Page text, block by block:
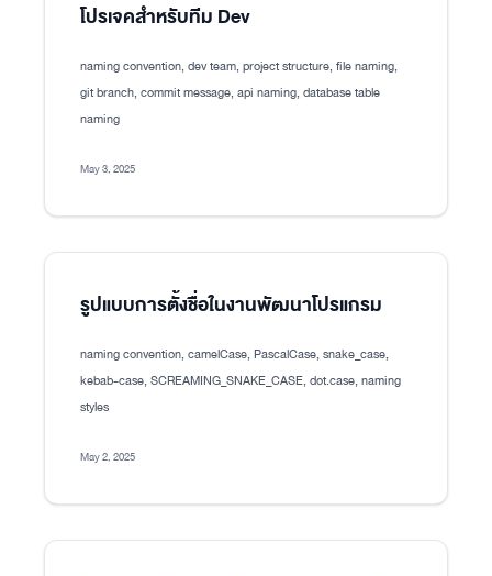
โปรเจคสำหรับทีม Dev
naming convention, dev team, project structure, file naming,
git branch, commit message, api naming, database table
naming
May 3, 2025
รูปแบบการตั้งชื่อในงานพัฒนาโปรแกรม
naming convention, camelCase, PascalCase, snake_case,
kebab-case, SCREAMING_SNAKE_CASE, dot.case, naming
styles
May 2, 2025